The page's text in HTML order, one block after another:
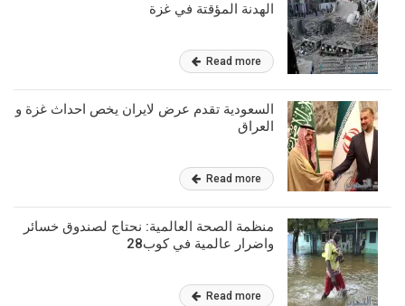
الهدنة المؤقتة في غزة
Read more
السعودية تقدم عرض لايران يخص احداث غزة و
العراق
Read more
منظمة الصحة العالمية: نحتاج لصندوق خسائر
واضرار عالمية في كوب28
Read more